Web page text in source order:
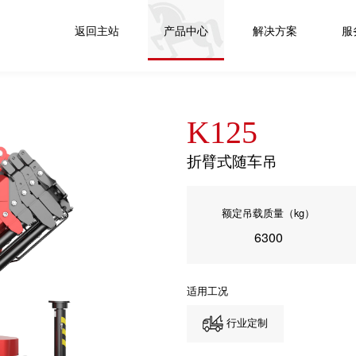
返回主站 产品中心 解决方案
K125
折臂式随车吊
额定吊载质量（kg）
6300
适用工况
行业定制